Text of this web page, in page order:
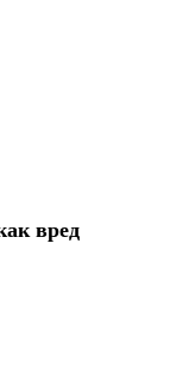
вред